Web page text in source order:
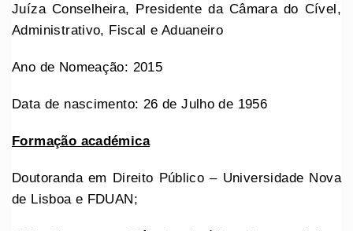
Juíza Conselheira, Presidente da Câmara do Cível,
Administrativo, Fiscal e Aduaneiro
Ano de Nomeação: 2015
Data de nascimento: 26 de Julho de 1956
Formação académica
Doutoranda em Direito Público – Universidade Nova
de Lisboa e FDUAN;